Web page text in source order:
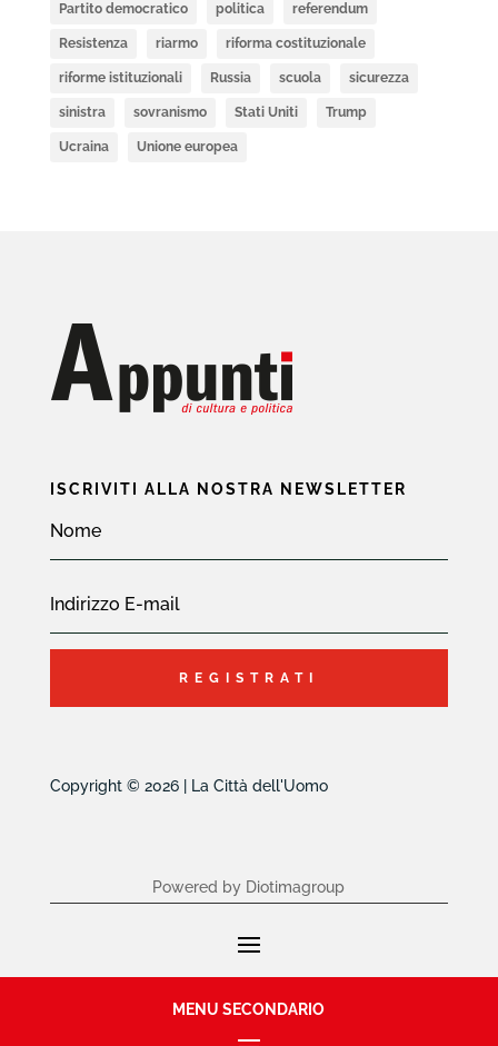
Partito democratico politica referendum
Resistenza riarmo riforma costituzionale
riforme istituzionali Russia scuola sicurezza
sinistra sovranismo Stati Uniti Trump
Ucraina Unione europea
ISCRIVITI ALLA NOSTRA NEWSLETTER
REGISTRATI
Copyright © 2026 | La Città dell'Uomo
Powered by Diotimagroup
MENU SECONDARIO